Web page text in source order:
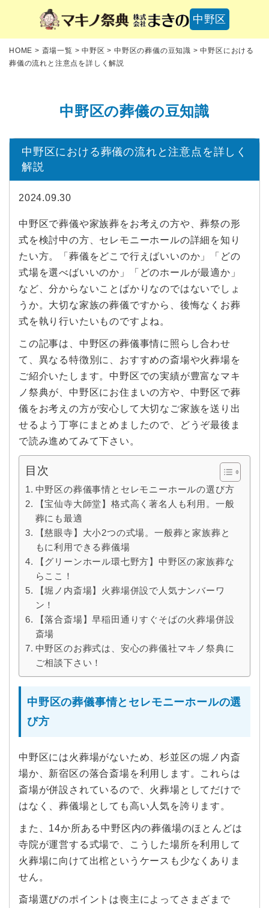
中野区
HOME > 斎場一覧 >中野区 >中野区の葬儀の豆知識 >中野区における
葬儀の流れと注意点を詳しく解説
中野区の葬儀の豆知識
中野区における葬儀の流れと注意点を詳しく
解説
2024.09.30
中野区で葬儀や家族葬をお考えの方や、葬祭の形
式を検討中の方、セレモニーホールの詳細を知り
たい方。「葬儀をどこで行えばいいのか」「どの
式場を選べばいいのか」「どのホールが最適か」
など、分からないことばかりなのではないでしょ
うか。大切な家族の葬儀ですから、後悔なくお葬
式を執り行いたいものですよね。
この記事は、中野区の葬儀事情に照らし合わせ
て、異なる特徴別に、おすすめの斎場や火葬場を
ご紹介いたします。中野区での実績が豊富なマキ
ノ祭典が、中野区にお住まいの方や、中野区で葬
儀をお考えの方が安心して大切なご家族を送り出
せるよう丁寧にまとめましたので、どうぞ最後ま
で読み進めてみて下さい。
目次
中野区の葬儀事情とセレモニーホールの選び方
【宝仙寺大師堂】格式高く著名人も利用。一般
葬にも最適
【慈眼寺】大小2つの式場。一般葬と家族葬と
もに利用できる葬儀場
【グリーンホール環七野方】中野区の家族葬な
らここ！
【堀ノ内斎場】火葬場併設で人気ナンバーワ
ン！
【落合斎場】早稲田通りすぐそばの火葬場併設
斎場
中野区のお葬式は、安心の葬儀社マキノ祭典に
ご相談下さい！
中野区の葬儀事情とセレモニーホールの選
び方
中野区には火葬場がないため、杉並区の堀ノ内斎
場か、新宿区の落合斎場を利用します。これらは
斎場が併設されているので、火葬場としてだけで
はなく、葬儀場としても高い人気を誇ります。
また、14か所ある中野区内の葬儀場のほとんどは
寺院が運営する式場で、こうした場所を利用して
火葬場に向けて出棺というケースも少なくありま
せん。
斎場選びのポイントは喪主によってさまざまで